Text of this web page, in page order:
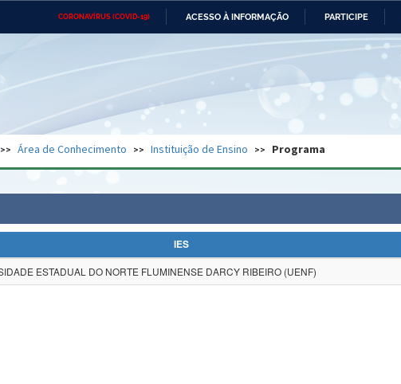
CORONAVÍRUS (COVID-19) ACESSO À INFORMAÇÃO PARTICIPE
Ministério das Relações Ministério da Economia
do Desenvolvimento
e dos Direitos Humanos
Geral da União Banco Central do Brasil Planalto
Área de Conhecimento Instituição de Ensino Programa
IES
ESTADUAL DO NORTE FLUMINENSE DARCY RIBEIRO (UENF)